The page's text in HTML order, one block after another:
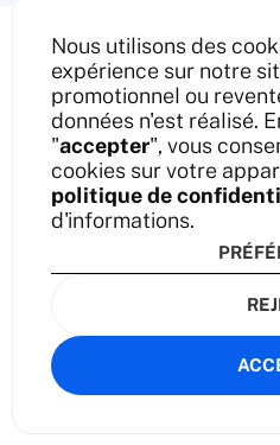
Nous utilisons des
expérience sur notre
promotionnel ou
données n'est réalisé.
"accepter", vous
cookies sur votre
politique de
d'informations.